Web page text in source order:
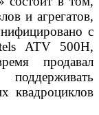
и агрегатов,
с
ATV 500H,
продавал
поддерживать
квадроциклов